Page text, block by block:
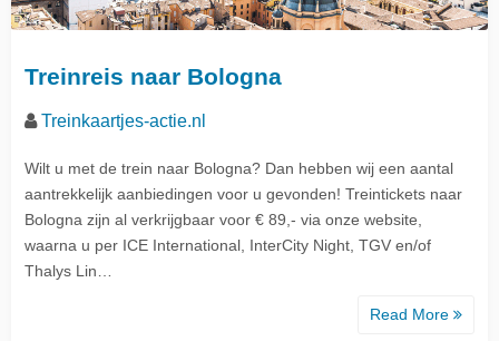
Treinreis naar Bologna
Treinkaartjes-actie.nl
Wilt u met de trein naar Bologna? Dan hebben wij een aantal
aantrekkelijk aanbiedingen voor u gevonden! Treintickets naar
Bologna zijn al verkrijgbaar voor € 89,- via onze website,
waarna u per ICE International, InterCity Night, TGV en/of
Thalys Lin…
Read More